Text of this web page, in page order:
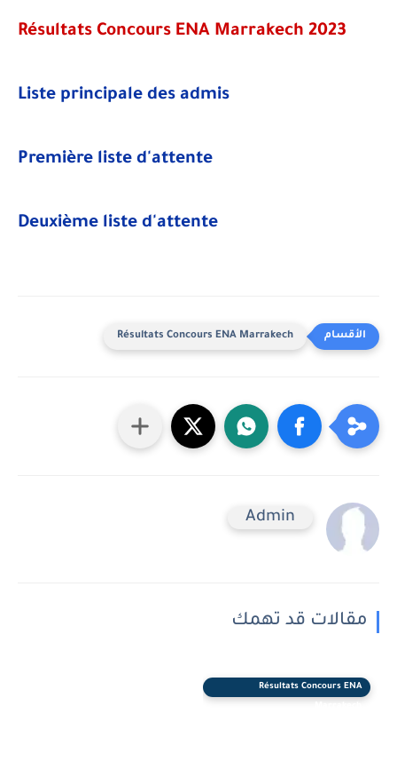
Résultats Concours ENA Marrakech 2023
Liste principale des admis
Première liste d'attente
Deuxième liste d'attente
Résultats Concours ENA Marrakech
Admin
مقالات قد تهمك
Résultats Concours ENA